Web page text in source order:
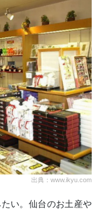
出典：www.ikyu.com
い。仙台のお土産や